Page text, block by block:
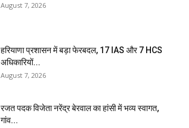
August 7, 2026
हरियाणा प्रशासन में बड़ा फेरबदल, 17 IAS और 7 HCS
अधिकारियों...
August 7, 2026
रजत पदक विजेता नरेंद्र बेरवाल का हांसी में भव्य स्वागत,
गांव...